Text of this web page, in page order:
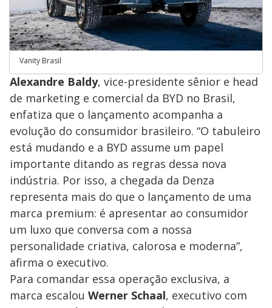
Vanity Brasil
Alexandre Baldy, vice-presidente sênior e head
de marketing e comercial da BYD no Brasil,
enfatiza que o lançamento acompanha a
evolução do consumidor brasileiro. “O tabuleiro
está mudando e a BYD assume um papel
importante ditando as regras dessa nova
indústria. Por isso, a chegada da Denza
representa mais do que o lançamento de uma
marca premium: é apresentar ao consumidor
um luxo que conversa com a nossa
personalidade criativa, calorosa e moderna”,
afirma o executivo.
​Para comandar essa operação exclusiva, a
marca escalou Werner Schaal, executivo com